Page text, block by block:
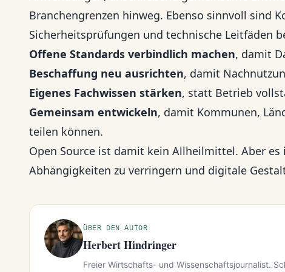
Branchengrenzen hinweg. Ebenso sinnvoll sind
Sicherheitsprüfungen und technische Leitfäden
Offene Standards verbindlich machen, damit
Beschaffung neu ausrichten, damit
Eigenes Fachwissen stärken, statt Betrieb
Gemeinsam entwickeln, damit Kommunen,
teilen können.
Open Source ist damit kein Allheilmittel. Aber
Abhängigkeiten zu verringern und digitale
ÜBER DEN AUTOR
Herbert Hindringer
Freier Wirtschafts- und Wissenschaftsjournalist.